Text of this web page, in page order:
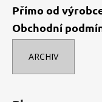
Přímo od
Obchodní
ARCHIV